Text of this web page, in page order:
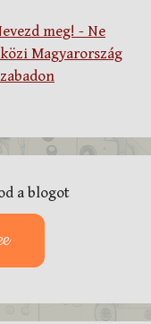
meg! - Ne
Magyarország
a blogot